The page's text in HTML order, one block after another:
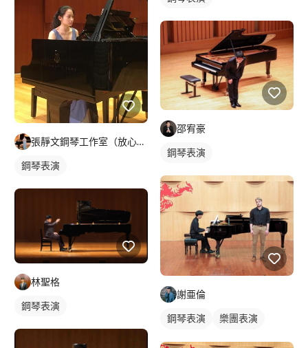
張靜文鋼琴工作室（放心微笑鋼琴工作室）
鋼琴表演
林聖格
鋼琴表演
邵宥豪
鋼琴表演
謝亜倫
鋼琴表演
樂團表演